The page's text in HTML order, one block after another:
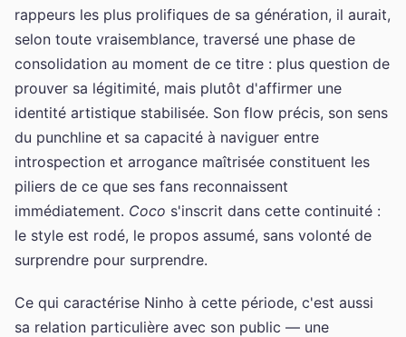
rappeurs les plus prolifiques de sa génération, il aurait,
selon toute vraisemblance, traversé une phase de
consolidation au moment de ce titre : plus question de
prouver sa légitimité, mais plutôt d'affirmer une
identité artistique stabilisée. Son flow précis, son sens
du punchline et sa capacité à naviguer entre
introspection et arrogance maîtrisée constituent les
piliers de ce que ses fans reconnaissent
immédiatement. Coco s'inscrit dans cette continuité :
le style est rodé, le propos assumé, sans volonté de
surprendre pour surprendre.
Ce qui caractérise Ninho à cette période, c'est aussi
sa relation particulière avec son public — une